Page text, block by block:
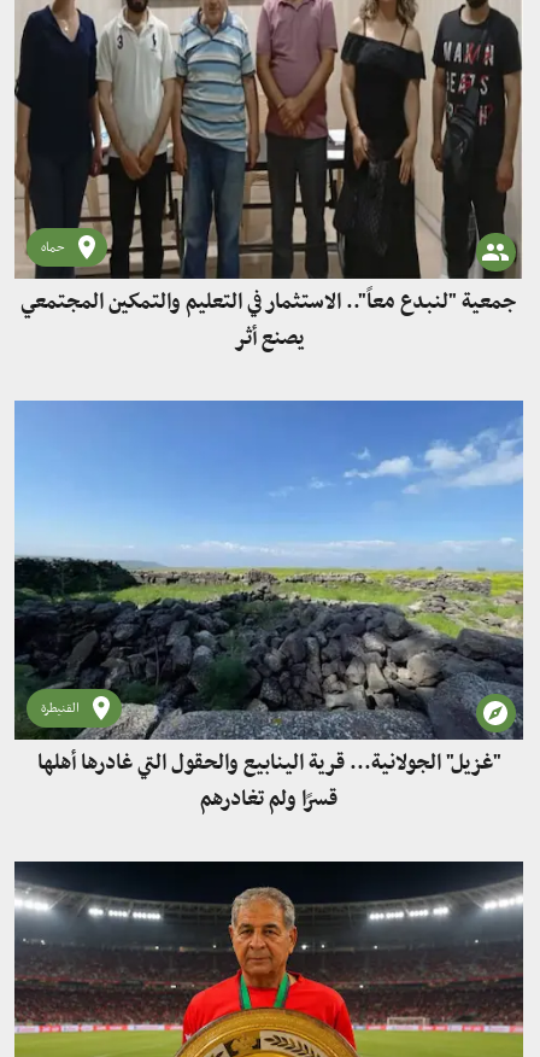
حماه
جمعية "لنبدع معاً".. الاستثمار في التعليم والتمكين المجتمعي
يصنع أثر
القنيطرة
"غزيل" الجولانية... قرية الينابيع والحقول التي غادرها أهلها
قسرًا ولم تغادرهم